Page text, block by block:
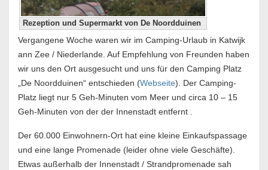
Rezeption und Supermarkt von De Noordduinen
Vergangene Woche waren wir im Camping-Urlaub in Katwijk
ann Zee / Niederlande. Auf Empfehlung von Freunden haben
wir uns den Ort ausgesucht und uns für den Camping Platz
„De Noordduinen“ entschieden (Webseite). Der Camping-
Platz liegt nur 5 Geh-Minuten vom Meer und circa 10 – 15
Geh-Minuten von der der Innenstadt entfernt .
Der 60.000 Einwohnern-Ort hat eine kleine Einkaufspassage
und eine lange Promenade (leider ohne viele Geschäfte).
Etwas außerhalb der Innenstadt / Strandpromenade sah